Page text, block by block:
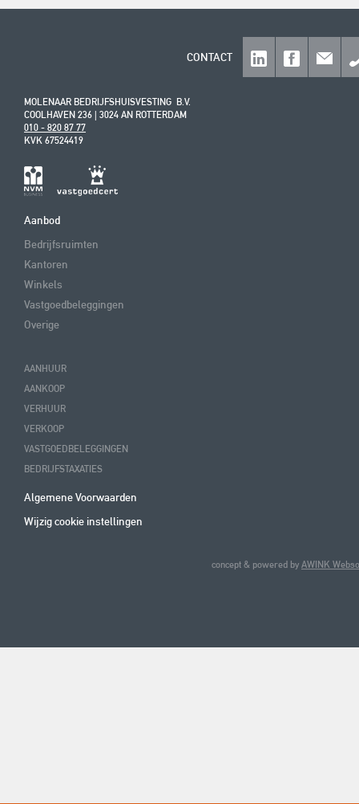
CONTACT
MOLENAAR BEDRIJFSHUISVESTING B.V.
COOLHAVEN 236 | 3024 AN ROTTERDAM
010 - 820 87 77
KVK 67524419
Aanbod
Bedrijfsruimten
Kantoren
Winkels
Vastgoedbeleggingen
Overige
AANHUUR
AANKOOP
VERHUUR
VERKOOP
VASTGOEDBELEGGINGEN
BEDRIJFSTAXATIES
Algemene Voorwaarden
Wijzig cookie instellingen
concept & powered by AWINK